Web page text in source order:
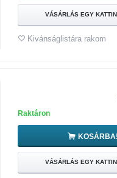
VÁSÁRLÁS EGY
Kivánságlistára rakom
Raktáron
KOSÁRBA!
VÁSÁRLÁS EGY